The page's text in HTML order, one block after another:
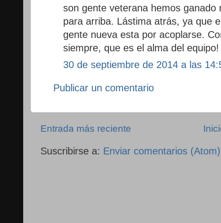
son gente veterana hemos ganado
para arriba. Lástima atrás, ya que
gente nueva esta por acoplarse.
siempre, que es el alma del equipo!
30 de septiembre de 2014 a las
Publicar un comentario
Entrada más reciente
Suscribirse a: Enviar comentarios (Atom)